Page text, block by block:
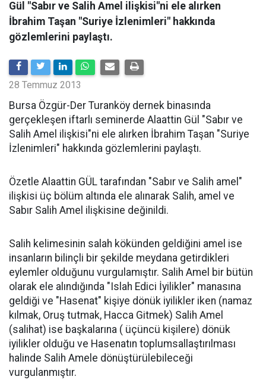
Gül "Sabır ve Salih Amel ilişkisi"ni ele alırken
İbrahim Taşan "Suriye İzlenimleri" hakkında
gözlemlerini paylaştı.
28 Temmuz 2013
Bursa Özgür-Der Turanköy dernek binasında
gerçekleşen iftarlı seminerde Alaattin Gül "Sabır ve
Salih Amel ilişkisi"ni ele alırken İbrahim Taşan "Suriye
İzlenimleri" hakkında gözlemlerini paylaştı.
Özetle Alaattin GÜL tarafından "Sabır ve Salih amel"
ilişkisi üç bölüm altında ele alınarak Salih, amel ve
Sabır Salih Amel ilişkisine değinildi.
Salih kelimesinin salah kökünden geldiğini amel ise
insanların bilinçli bir şekilde meydana getirdikleri
eylemler olduğunu vurgulamıştır. Salih Amel bir bütün
olarak ele alındığında "Islah Edici İyilikler" manasına
geldiği ve "Hasenat" kişiye dönük iyilikler iken (namaz
kılmak, Oruş tutmak, Hacca Gitmek) Salih Amel
(salihat) ise başkalarına ( üçüncü kişilere) dönük
iyilikler olduğu ve Hasenatın toplumsallaştırılması
halinde Salih Amele dönüştürülebileceği
vurgulanmıştır.